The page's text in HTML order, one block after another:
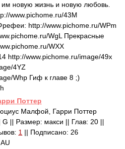
новую жизнь и новую любовь.
www.pichome.ru/43M
http://www.pichome.ru/WPm
WgL Прекрасные
WXX
http://www.pichome.ru/image/49x
4YZ
Whp Гиф к главе 8 ;)
Поттер
Малфой, Гарри Поттер
|| Размер: макси || Глав: 20 ||
1 || Подписано: 26